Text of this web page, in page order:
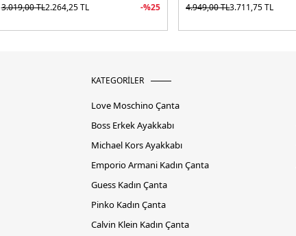
3.019,00TL2.264,25TL -%25
4.949,00TL3.711,75TL
KATEGORİLER
Love Moschino Çanta
Boss Erkek Ayakkabı
Michael Kors Ayakkabı
Emporio Armani Kadın Çanta
Guess Kadın Çanta
Pinko Kadın Çanta
Calvin Klein Kadın Çanta